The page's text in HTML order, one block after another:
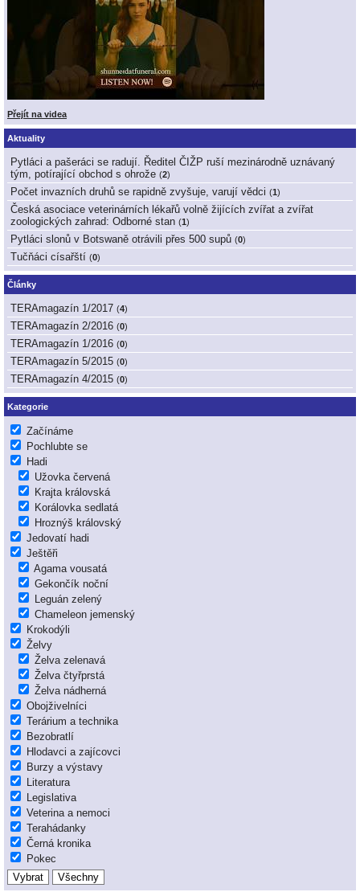
Přejít na videa
Aktuality
Pytláci a pašeráci se radují. Ředitel ČIŽP ruší mezinárodně uznávaný
tým, potírající obchod s ohrože (2)
Počet invazních druhů se rapidně zvyšuje, varují vědci (1)
Česká asociace veterinárních lékařů volně žijících zvířat a zvířat
zoologických zahrad: Odborné stan (1)
Pytláci slonů v Botswaně otrávili přes 500 supů (0)
Tučňáci císařští (0)
Články
TERAmagazín 1/2017 (4)
TERAmagazín 2/2016 (0)
TERAmagazín 1/2016 (0)
TERAmagazín 5/2015 (0)
TERAmagazín 4/2015 (0)
Kategorie
Začínáme
Pochlubte se
Hadi
Užovka červená
Krajta královská
Korálovka sedlatá
Hroznýš královský
Jedovatí hadi
Ještěři
Agama vousatá
Gekončík noční
Leguán zelený
Chameleon jemenský
Krokodýli
Želvy
Želva zelenavá
Želva čtyřprstá
Želva nádherná
Obojživelníci
Terárium a technika
Bezobratlí
Hlodavci a zajícovci
Burzy a výstavy
Literatura
Legislativa
Veterina a nemoci
Terahádanky
Černá kronika
Pokec